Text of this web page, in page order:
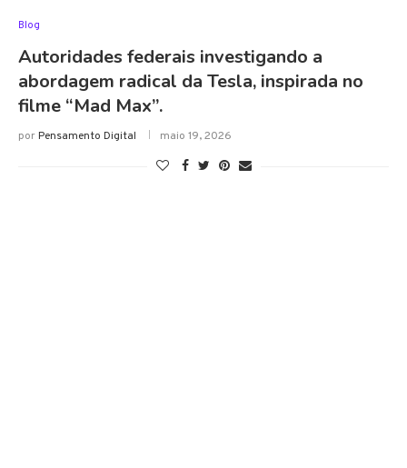
Blog
Autoridades federais investigando a
abordagem radical da Tesla, inspirada no
filme “Mad Max”.
porPensamento Digital maio 19, 2026